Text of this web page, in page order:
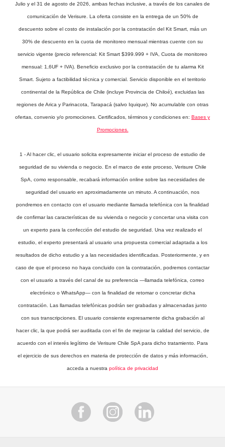
Julio y el 31 de agosto de 2026, ambas fechas inclusive, a través de los canales de
comunicación de Verisure. La oferta consiste en la entrega de un 50% de
descuento sobre el costo de instalación por la contratación del Kit Smart, más un
30% de descuento en la cuota de monitoreo mensual mientras cuente con su
servicio vigente (precio referencial: Kit Smart $399.999 + IVA, Cuota de monitoreo
mensual: 1,6UF + IVA). Beneficio exclusivo por la contratación de tu alarma Kit
Smart. Sujeto a factibilidad técnica y comercial. Servicio disponible en el territorio
continental de la República de Chile (incluye Provincia de Chiloé), excluidas las
regiones de Arica y Parinacota, Tarapacá (salvo Iquique). No acumulable con otras
ofertas, convenio y/o promociones. Certificados, términos y condiciones en: Bases y
Promociones.
1 - Al hacer clic, el usuario solicita expresamente iniciar el proceso de estudio de
seguridad de su vivienda o negocio. En el marco de este proceso, Verisure Chile
SpA, como responsable, recabará información online sobre las necesidades de
seguridad del usuario en aproximadamente un minuto. A continuación, nos
pondremos en contacto con el usuario mediante llamada telefónica con la finalidad
de confirmar las características de su vivienda o negocio y concertar una visita con
un experto para la confección del estudio de seguridad. Una vez realizado el
estudio, el experto presentará al usuario una propuesta comercial adaptada a los
resultados de dicho estudio y a las necesidades identificadas. Posteriormente, y en
caso de que el proceso no haya concluido con la contratación, podremos contactar
con el usuario a través del canal de su preferencia —llamada telefónica, correo
electrónico o WhatsApp— con la finalidad de retomar o concretar dicha
contratación. Las llamadas telefónicas podrán ser grabadas y almacenadas junto
con sus transcripciones. El usuario consiente expresamente dicha grabación al
hacer clic, la que podrá ser auditada con el fin de mejorar la calidad del servicio, de
acuerdo con el interés legítimo de Verisure Chile SpA para dicho tratamiento. Para
el ejercicio de sus derechos en materia de protección de datos y más información,
acceda a nuestra política de privacidad